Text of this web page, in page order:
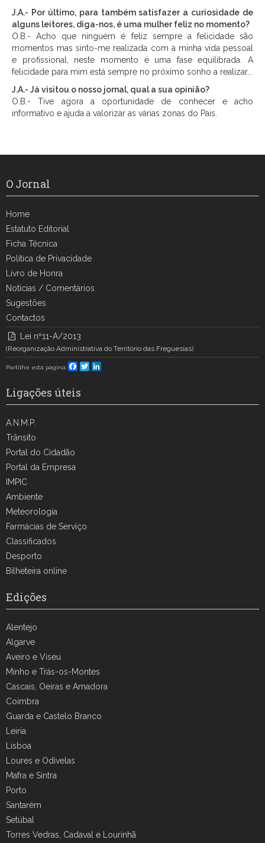
J.A.- Por último, para também satisfazer a curiosidade de
alguns leitores, diga-nos, é uma mulher feliz no momento?
O.B.- Acho que ninguém é feliz sempre a felicidade são
momentos mas sinto-me realizada com a minha vida pessoal
e profissional, neste momento é uma fase equilibrada. A
felicidade para mim está sempre no próximo sonho a realizar...
J.A.- Já visitou o nosso jornal, qual a sua opinião?
O.B.- Tive agora a oportunidade de conhecer e acho
informativo e ajuda a valorizar as várias zonas do Pais.
O Jornal
Home
Estatuto Editorial
Ficha Técnica
Política de Privacidade
Livro de Honra
Notícias / Comentários
Sugestões
Contactos
Lei nº11-A/2013
(Reorganização Administrativa do Território das Freguesias)
Partilhe esta página: Facebook
Twitter
Ligações úteis
A.N.M.P.
Trânsito
Portal do Cidadão
Portal da Empresa
IMPIC
Ambiente
Meteorologia
Farmácias de Serviço
Classificados
Desporto
Bilheteira online
Edições
Alentejo
Algarve
Aveiro e Viseu
Minho e Trás-os-Montes
Cascais, Oeiras e Amadora
Coimbra
Guarda e Castelo Branco
Leiria
Lisboa
Loures e Odivelas
Mafra e Sintra
Porto
Santarém
Setúbal
Torres Vedras, Cadaval e Lourinhã